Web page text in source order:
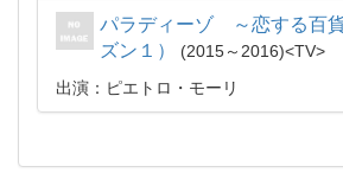
パラディーゾ ～恋する百
ズン１）
2015～2016
TV
出演：ピエトロ・モーリ